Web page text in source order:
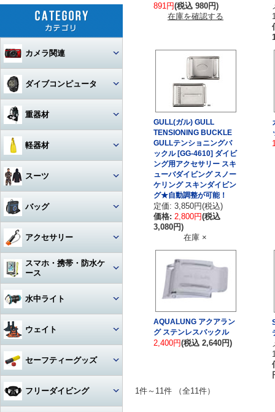
カメラ関連
セット
カメラ本体
カメラハウジング・ポート
一眼レフカメラハウジング
ミラーレスカメラハウジング
コンパクトカメラハウジング
ビデオカメラハウジング
ポート・ギア・オプション
レンズ
マクロレンズ
ワイドレンズ
レンズオプション・フィルタ
ー・アダプター
ストロボ
ストロボ本体
接続ケーブル
その他・アクセサリー
アーム・グリップ・ベース・ス
テー
フロートアーム
クランプ
アームセット
アーム関連
グリップ・ベース・ステー
アクションカメラ・GoPro
アクションカメラ・GoPro本
アクションカメラ・GoProア
クセサリー
ビデオライト
ビデオライト
ビデオライトアクセサリー・
パーツ
アクセサリー・その他
カメラメンテナンス用品
書籍・DVD
ダイブコンピュータ
ウォッチタイプ
大画面モデル
トランスミッター
コンソールモデル
DCアクセサリー・パーツ
下取り・キャンペーン
重器材
レギュレター
レギュレター
DINモデル
アクセサリー・その他
オクトパス
ゲージ
3連ゲージ
2連ゲージ
シングルゲージ
BCジャケット
スタビタイプ
フロントアジャスタブルタイ
プ
アクセサリー・その他
オクトパスインフレーター
(AIR-2等)
インフレーター
水深計
激安！重器材セット
おススメ！重器材セット
軽器材
マスク
2眼タイプ
フルフェイスマスク
マスク用レンズ
度入りマスク
アクセサリ・パーツ・その他
スノーケル
スノーケル本体
アクセサリ・パーツ・その他
フィン
フルフットタイプ
ストラップタイプ
アクセサリ・パーツ・その他
ブーツ
フルフットフィン向け
デッキソール（ボート向け）
カレンダーソール（磯、ビー
チ向け）
ローカット
その他
グローブ
3シーズングローブ
サマーグローブ
ウィンターグローブ
その他
ソックス
軽器材セット
オススメ！軽器材セット
スーツ
ウェットスーツ
ウェットスーツアクセサリー
ウェットスーツインナー
ドライスーツ
ドライスーツアクセサリー
ドライスーツインナー
ラッシュガード
レギンス
バッグ
メッシュバッグ（フルサイズ）
メッシュバッグ（ミニ）
キャスター・キャリーバッグ
ギアバッグ
ハードケース
ウォータープルーフバッグ
レギュレターバッグ
アクセサリー
ナイフ
ステンレス
折りたたみ
クッキング向け
他
ハサミ
ラインカッター
カラビナ・フック
コイルランヤード
ストラップ
ホース・ゲージ・オクトパスホ
スマホ・携帯・防水ケ
ース
（DIVE）
iPhone・スマホ・携帯
iPad用
アクセサリー・その他
水中ライト
ワイドタイプ
ワイド・スポット切り替えタイ
ハロゲン・その他
ウェイト
ウェイト
ベルトタイプ
セーフティーグッズ
フロート・シグナルブイ
フリーダイビング
891円(税込 980円)
在庫を確認する
GULL(ガル) GULL
TENSIONING BUCKLE
GULLテンショニングバ
ックル [GG-4610] ダイビ
ング用アクセサリー スキ
ューバダイビング スノー
ケリング スキンダイビン
グ★自動調整が可能！
定価: 3,850円(税込)
価格: 2,800円(税込
3,080円)
在庫 ×
AQUALUNG アクアラン
グ ステンレスバックル
2,400円(税込 2,640円)
1件～11件 （全11件）